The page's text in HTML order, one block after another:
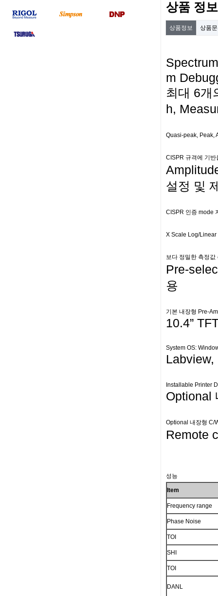
상품 정보
상품정보 상품
m
최대 6개
h,
Quasi-peak, Peak,
CISPR 규격에 기
설정 및
CISPR 인증 mode
X Scale Log/Linear
보다 정밀한 측정
Pre-
용​
기본 내장형 Pre-
10.4”
System OS:
Installable Printer
Optional
Optional 내장형 C/
Remote
성능
Item
Frequency range
Phase Noise
TOI
SHI
TOI
DANL